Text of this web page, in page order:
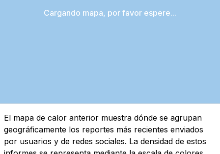
Cargando mapa, por favor espere...
El mapa de calor anterior muestra dónde se agrupan
geográficamente los reportes más recientes enviados
por usuarios y de redes sociales. La densidad de estos